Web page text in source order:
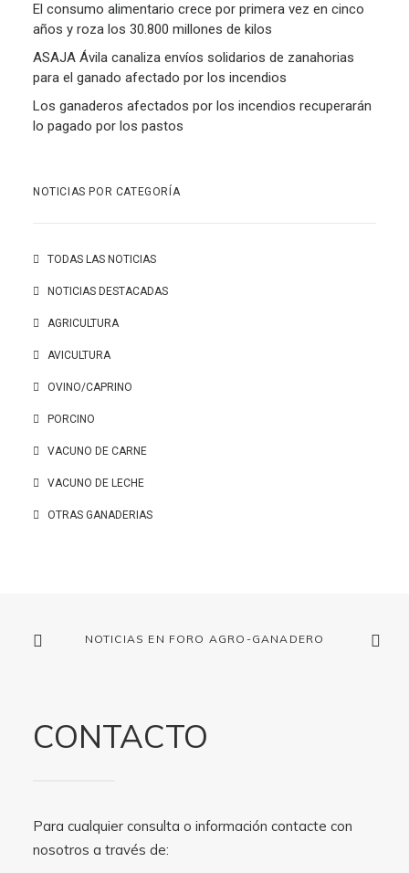
El consumo alimentario crece por primera vez en cinco
años y roza los 30.800 millones de kilos
ASAJA Ávila canaliza envíos solidarios de zanahorias
para el ganado afectado por los incendios
Los ganaderos afectados por los incendios recuperarán
lo pagado por los pastos
NOTICIAS POR CATEGORÍA
TODAS LAS NOTICIAS
NOTICIAS DESTACADAS
AGRICULTURA
AVICULTURA
OVINO/CAPRINO
PORCINO
VACUNO DE CARNE
VACUNO DE LECHE
OTRAS GANADERIAS
NOTICIAS EN FORO AGRO-GANADERO
CONTACTO
Para cualquier consulta o información contacte con
nosotros a través de: